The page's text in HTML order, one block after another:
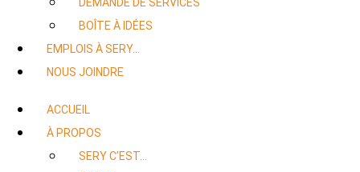
BOÎTE À IDÉES
EMPLOIS À SERY…
NOUS JOINDRE
ACCUEIL
À PROPOS
SERY C’EST…